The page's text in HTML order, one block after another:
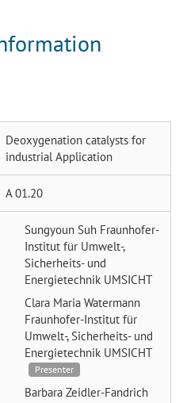
Deoxygenation catalysts for
industrial Application
A 01.20
Sungyoun Suh Fraunhofer-
Institut für Umwelt-,
Sicherheits- und
Energietechnik UMSICHT
Clara Maria Watermann
Fraunhofer-Institut für
Umwelt-, Sicherheits- und
Energietechnik UMSICHT
Presenter
Barbara Zeidler-Fandrich